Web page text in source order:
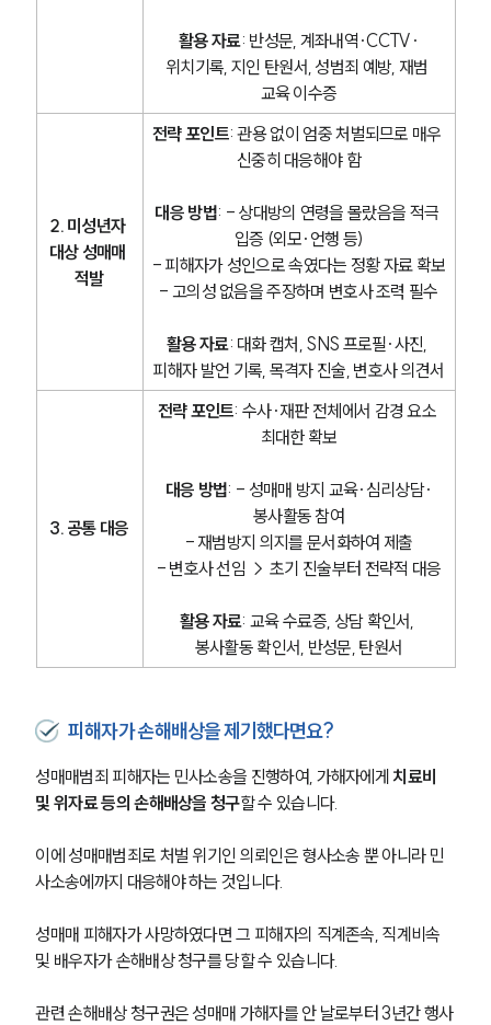
활용 자료: 반성문, 계좌내역·CCTV·
위치기록, 지인 탄원서, 성범죄 예방, 재범
교육 이수증
2. 미성년자
대상 성매매
적발
전략 포인트: 관용 없이 엄중 처벌되므로 매우
신중히 대응해야 함
대응 방법: - 상대방의 연령을 몰랐음을 적극
입증 (외모·언행 등)
- 피해자가 성인으로 속였다는 정황 자료 확보
- 고의성 없음을 주장하며 변호사 조력 필수
활용 자료: 대화 캡처, SNS 프로필·사진,
피해자 발언 기록, 목격자 진술, 변호사 의견서
3. 공통 대응
전략 포인트: 수사·재판 전체에서 감경 요소
최대한 확보
대응 방법: - 성매매 방지 교육·심리상담·
봉사활동 참여
- 재범방지 의지를 문서화하여 제출
- 변호사 선임 → 초기 진술부터 전략적 대응
활용 자료: 교육 수료증, 상담 확인서,
봉사활동 확인서, 반성문, 탄원서
피해자가 손해배상을 제기했다면요?
성매매범죄 피해자는 민사소송을 진행하여, 가해자에게 치료비
및 위자료 등의 손해배상을 청구할 수 있습니다.
이에 성매매범죄로 처벌 위기인 의뢰인은 형사소송 뿐 아니라 민
사소송에까지 대응해야 하는 것입니다.
성매매 피해자가 사망하였다면 그 피해자의 직계존속, 직계비속
및 배우자가 손해배상 청구를 당할 수 있습니다.
관련 손해배상 청구권은 성매매 가해자를 안 날로부터 3년간 행사